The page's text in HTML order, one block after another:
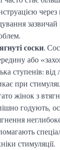
соски.
або
ступенів:
при
жінок з
годують,
стимуляції.